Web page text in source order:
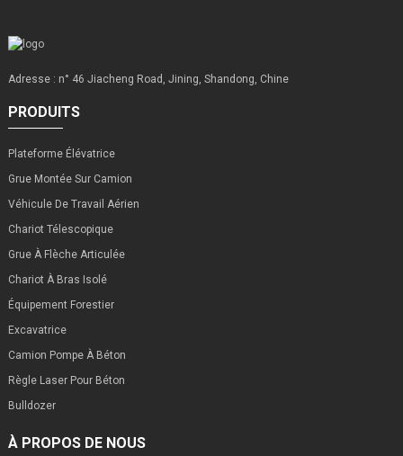
Adresse : n° 46 Jiacheng Road, Jining, Shandong, Chine
PRODUITS
Plateforme Élévatrice
Grue Montée Sur Camion
Véhicule De Travail Aérien
Chariot Télescopique
Grue À Flèche Articulée
Chariot À Bras Isolé
Équipement Forestier
Excavatrice
Camion Pompe À Béton
Règle Laser Pour Béton
Bulldozer
À PROPOS DE NOUS